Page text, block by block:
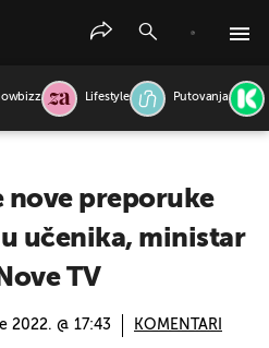
Lifestyle Putovanja
nove preporuke
učenika, ministar
TV
2022. @ 17:43 KOMENTARI